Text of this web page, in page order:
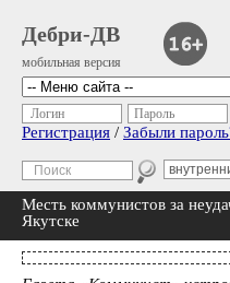
Дебри-ДВ
мобильная версия
Логин Пароль
Регистрация / Забыли
Месть коммунистов за
Якутске